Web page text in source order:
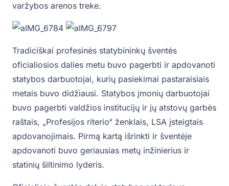
varžybos arenos treke.
Tradiciškai profesinės statybininkų šventės
oficialiosios dalies metu buvo pagerbti ir apdovanoti
statybos darbuotojai, kurių pasiekimai pastaraisiais
metais buvo didžiausi. Statybos įmonių darbuotojai
buvo pagerbti valdžios institucijų ir jų atstovų garbės
raštais, „Profesijos riterio“ ženklais, LSA įsteigtais
apdovanojimais. Pirmą kartą išrinkti ir šventėje
apdovanoti buvo geriausias metų inžinierius ir
statinių šiltinimo lyderis.